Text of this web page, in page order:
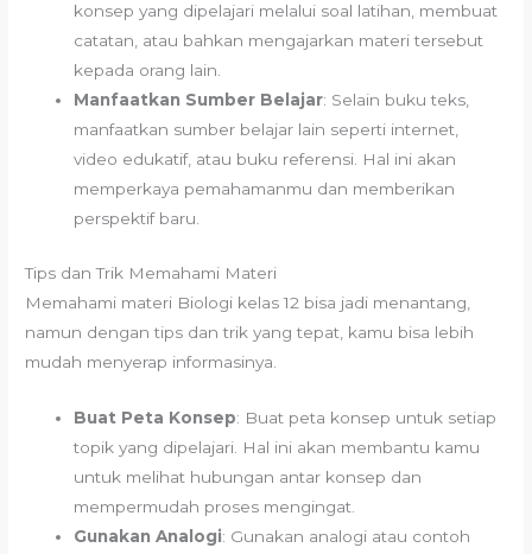
konsep yang dipelajari melalui soal latihan, membuat
catatan, atau bahkan mengajarkan materi tersebut
kepada orang lain.
Manfaatkan Sumber Belajar: Selain buku teks,
manfaatkan sumber belajar lain seperti internet,
video edukatif, atau buku referensi. Hal ini akan
memperkaya pemahamanmu dan memberikan
perspektif baru.
Tips dan Trik Memahami Materi
Memahami materi Biologi kelas 12 bisa jadi menantang,
namun dengan tips dan trik yang tepat, kamu bisa lebih
mudah menyerap informasinya.
Buat Peta Konsep: Buat peta konsep untuk setiap
topik yang dipelajari. Hal ini akan membantu kamu
untuk melihat hubungan antar konsep dan
mempermudah proses mengingat.
Gunakan Analogi: Gunakan analogi atau contoh